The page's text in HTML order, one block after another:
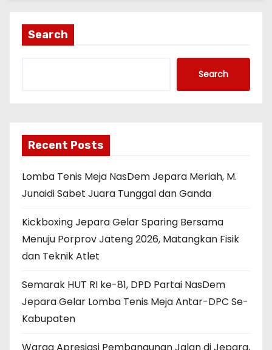
Search
Search
Recent Posts
Lomba Tenis Meja NasDem Jepara Meriah, M.
Junaidi Sabet Juara Tunggal dan Ganda
Kickboxing Jepara Gelar Sparing Bersama
Menuju Porprov Jateng 2026, Matangkan Fisik
dan Teknik Atlet
Semarak HUT RI ke-81, DPD Partai NasDem
Jepara Gelar Lomba Tenis Meja Antar-DPC Se-
Kabupaten